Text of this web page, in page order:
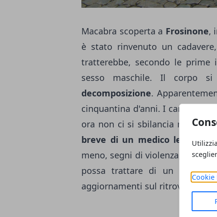
Cookie
Macabra scoperta a Frosinone,
è stato rinvenuto un
tratterebbe, secondo le
sesso maschile. Il corpo
decomposizione.
cinquantina d'anni. I carabinieri
ora non ci si sbilancia riguardo
breve di un medico legale
meno, segni di violenza, e se
possa trattare di un decesso
aggiornamenti sul ritrovamento.